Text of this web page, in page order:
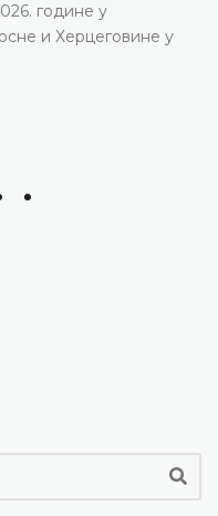
године у
и Херцеговине у